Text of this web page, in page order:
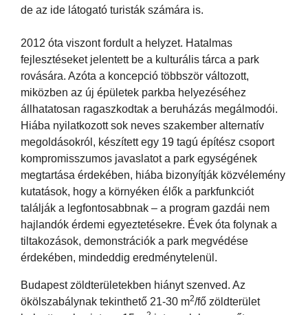
de az ide látogató turisták számára is.
2012 óta viszont fordult a helyzet. Hatalmas
fejlesztéseket jelentett be a kulturális tárca a park
rovására. Azóta a koncepció többször változott,
miközben az új épületek parkba helyezéséhez
állhatatosan ragaszkodtak a beruházás megálmodói.
Hiába nyilatkozott sok neves szakember alternatív
megoldásokról, készített egy 19 tagú építész csoport
kompromisszumos javaslatot a park egységének
megtartása érdekében, hiába bizonyítják közvélemény
kutatások, hogy a környéken élők a parkfunkciót
találják a legfontosabbnak – a program gazdái nem
hajlandók érdemi egyeztetésekre. Évek óta folynak a
tiltakozások, demonstrációk a park megvédése
érdekében, mindeddig eredménytelenül.
Budapest zöldterületekben hiányt szenved. Az
ökölszabálynak tekinthető 21-30 m2/fő zöldterület